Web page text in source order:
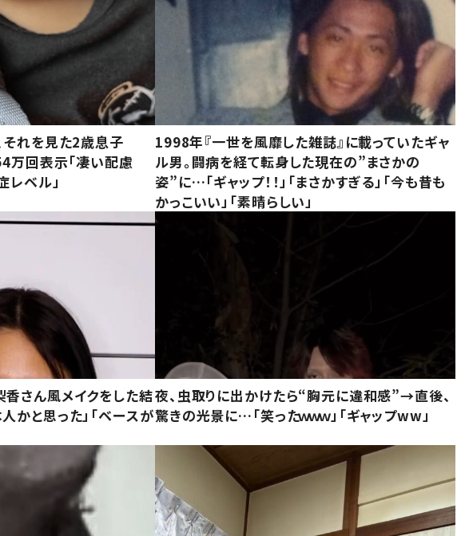
それを見た2歳息子
回表示「凄い配慮
レベル」
1998年『一世を風靡した雑誌』に載っていたギャ
ル男。闘病を経て転身した現在の”まさかの
姿”に…「ギャップ！！」「まさかすぎる」「今も昔も
かっこいい」「素晴らしい」
さん風メイクをした結
と思った」「ベースが
夜、虫取りに出かけたら“胸元に違和感”→直後、
驚きの光景に…「笑ったｗｗｗ」「ギャップww」